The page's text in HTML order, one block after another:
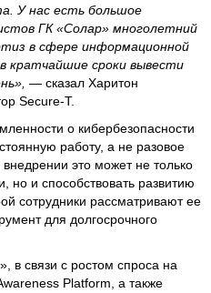
У нас есть большое
ГК «Солар» многолетний
в сфере информационной
кратчайшие сроки вывести
— сказал Харитон
Secure-T.
о кибербезопасности
работу, а не разовое
это может не только
но и способствовать развитию
сотрудники рассматривают ее
для долгосрочного
в связи с ростом спроса на
Platform, а также